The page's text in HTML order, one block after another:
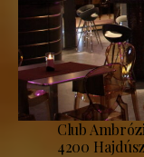
Club
4200